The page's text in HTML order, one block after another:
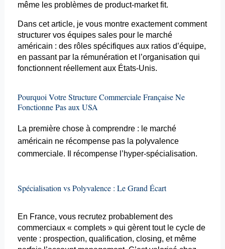
même les problèmes de product-marketfit.
Dans cet article, je vous montre exactement comment
structurer vos équipes sales pour le marché
américain : des rôles spécifiques aux ratios d’équipe,
en passant par la rémunération et l’organisation qui
fonctionnent réellement aux États-Unis.
Pourquoi Votre Structure Commerciale Française Ne
Fonctionne Pas aux USA
La première chose à comprendre : le marché
américain ne récompense pas la polyvalence
commerciale. Il récompense l’hyper-spécialisation.
Spécialisation vs Polyvalence : Le Grand Écart
En France, vous recrutez probablement des
commerciaux « complets » qui gèrent tout le cycle de
vente : prospection, qualification, closing, et même